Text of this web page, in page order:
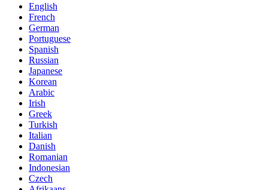
English
French
German
Portuguese
Spanish
Russian
Japanese
Korean
Arabic
Irish
Greek
Turkish
Italian
Danish
Romanian
Indonesian
Czech